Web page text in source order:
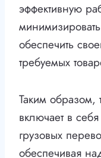
эффективную
обеспечить
требуемых
Таким образом,
включает в
грузовых
обеспечивая